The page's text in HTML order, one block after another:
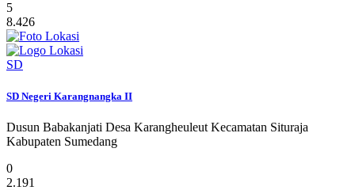
5
8.426
SD
SD Negeri Karangnangka II
Dusun Babakanjati Desa Karangheuleut Kecamatan Situraja
Kabupaten Sumedang
0
2.191